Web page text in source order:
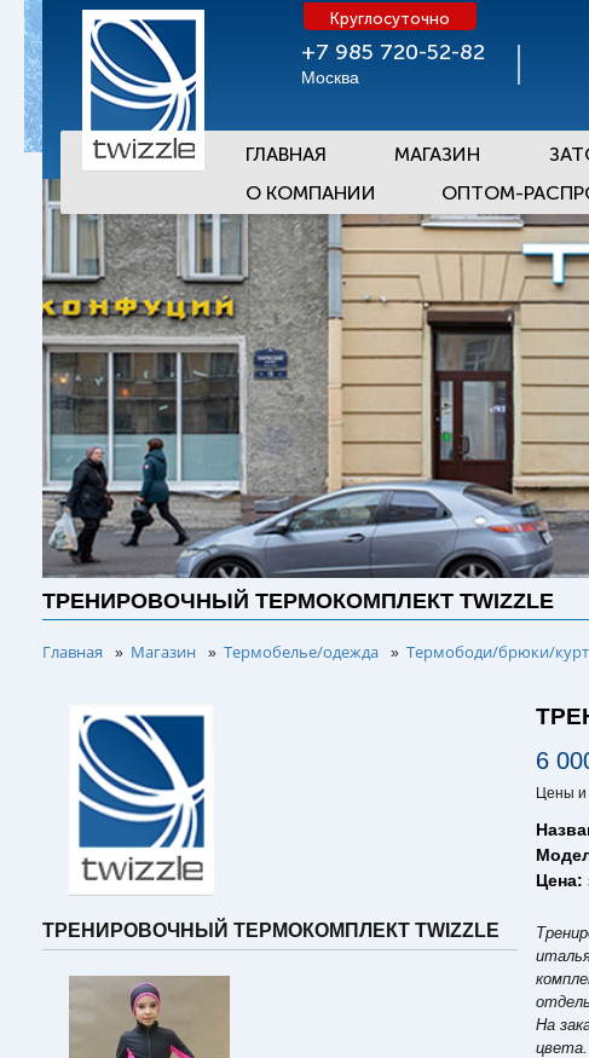
+7 985 720-52-82
Москва
Круглосуточно
ГЛАВНАЯ МАГАЗИН
О КОМПАНИИ
ОПТОМ-
ТРЕНИРОВОЧНЫЙ ТЕРМОКОМПЛЕКТ TWIZZLE
Главная » Магазин » Термобелье/одежда » Термободи/брюки/
ТРЕНИРОВОЧНЫЙ ТЕРМОКОМПЛЕКТ TWIZZLE
6
Цены и
Цена:
На
цвета.